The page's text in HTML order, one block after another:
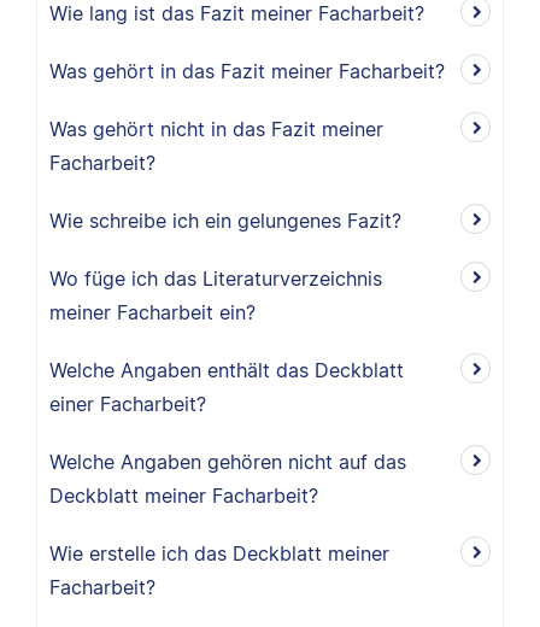
Wie lang ist das Fazit meiner Facharbeit?
Was gehört in das Fazit meiner Facharbeit?
Was gehört nicht in das Fazit meiner
Facharbeit?
Wie schreibe ich ein gelungenes Fazit?
Wo füge ich das Literaturverzeichnis
meiner Facharbeit ein?
Welche Angaben enthält das Deckblatt
einer Facharbeit?
Welche Angaben gehören nicht auf das
Deckblatt meiner Facharbeit?
Wie erstelle ich das Deckblatt meiner
Facharbeit?